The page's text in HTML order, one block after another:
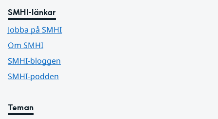
SMHI-länkar
Jobba på SMHI
Om SMHI
SMHI-bloggen
SMHI-podden
Teman